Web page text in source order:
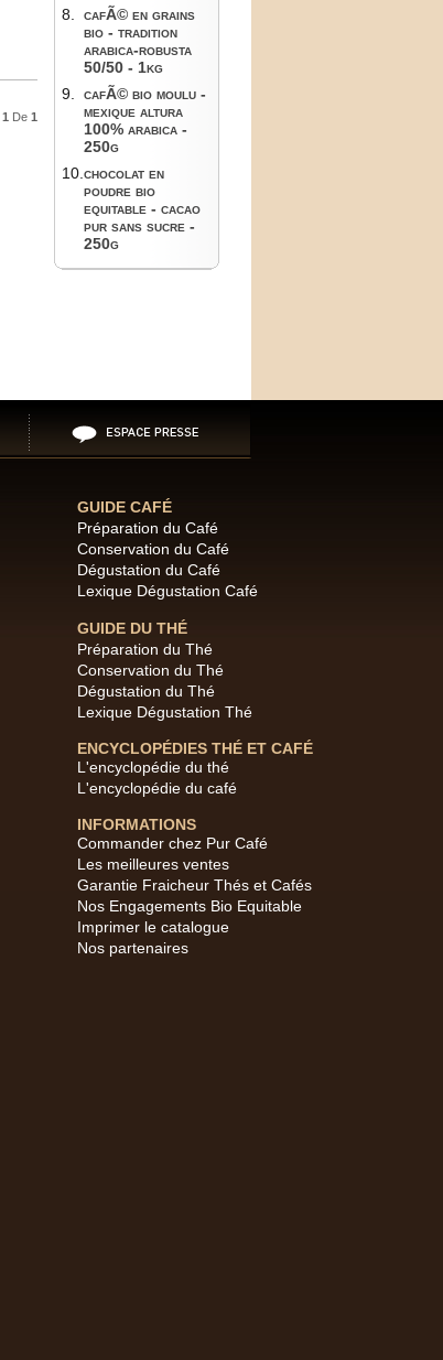
1 De 1
8.
cafÃ© en grains
bio - tradition
arabica-robusta
50/50 - 1kg
9.
cafÃ© bio moulu -
mexique altura
100% arabica -
250g
10. chocolat en
poudre bio
equitable - cacao
pur sans sucre -
250g
GUIDE CAFÉ
Préparation du Café
Conservation du Café
Dégustation du Café
Lexique Dégustation Café
GUIDE DU THÉ
Préparation du Thé
Conservation du Thé
Dégustation du Thé
Lexique Dégustation Thé
ENCYCLOPÉDIES THÉ ET CAFÉ
L'encyclopédie du thé
L'encyclopédie du café
INFORMATIONS
Commander chez Pur Café
Les meilleures ventes
Garantie Fraicheur Thés et Cafés
Nos Engagements Bio Equitable
Imprimer le catalogue
Nos partenaires